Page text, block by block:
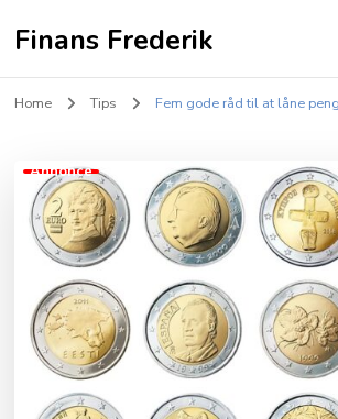
Finans Frederik
Home Tips Fem gode råd til at låne
Annonce